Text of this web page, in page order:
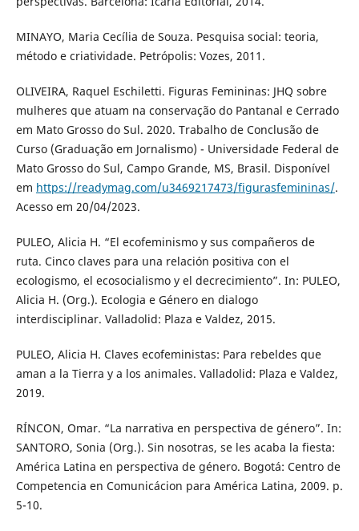
MINAYO, Maria Cecília de Souza. Pesquisa social: teoria,
método e criatividade. Petrópolis: Vozes, 2011.
OLIVEIRA, Raquel Eschiletti. Figuras Femininas: JHQ sobre
mulheres que atuam na conservação do Pantanal e Cerrado
em Mato Grosso do Sul. 2020. Trabalho de Conclusão de
Curso (Graduação em Jornalismo) - Universidade Federal de
Mato Grosso do Sul, Campo Grande, MS, Brasil. Disponível
em https://readymag.com/u3469217473/figurasfemininas/.
Acesso em 20/04/2023.
PULEO, Alicia H. “El ecofeminismo y sus compañeros de
ruta. Cinco claves para una relación positiva con el
ecologismo, el ecosocialismo y el decrecimiento”. In: PULEO,
Alicia H. (Org.). Ecologia e Género en dialogo
interdisciplinar. Valladolid: Plaza e Valdez, 2015.
PULEO, Alicia H. Claves ecofeministas: Para rebeldes que
aman a la Tierra y a los animales. Valladolid: Plaza e Valdez,
2019.
RÍNCON, Omar. “La narrativa en perspectiva de género”. In:
SANTORO, Sonia (Org.). Sin nosotras, se les acaba la fiesta:
América Latina en perspectiva de género. Bogotá: Centro de
Competencia en Comunicácion para América Latina, 2009. p.
5-10.